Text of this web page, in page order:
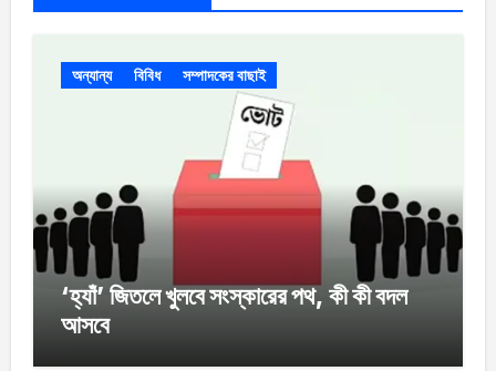
অন্যান্য বিবিধ সম্পাদকের বাছাই
‘হ্যাঁ’ জিতলে খুলবে সংস্কারের পথ, কী কী বদল
আসবে